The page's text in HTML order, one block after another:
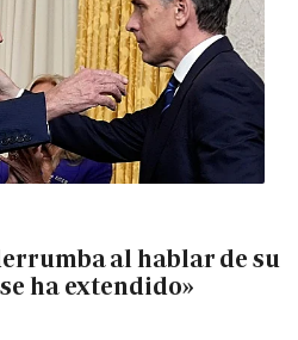
al hablar de su
ha extendido»